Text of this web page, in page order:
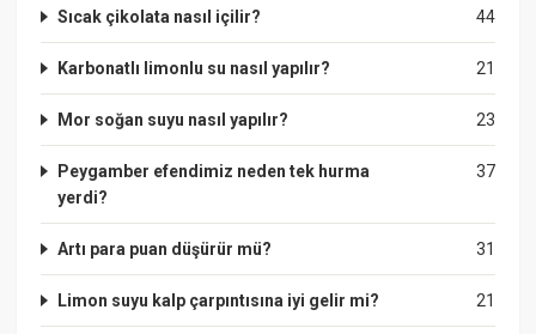
44
Sıcak çikolata nasıl içilir?
21
Karbonatlı limonlu su nasıl yapılır?
23
Mor soğan suyu nasıl yapılır?
37
Peygamber efendimiz neden tek hurma
yerdi?
31
Artı para puan düşürür mü?
21
Limon suyu kalp çarpıntısına iyi gelir mi?